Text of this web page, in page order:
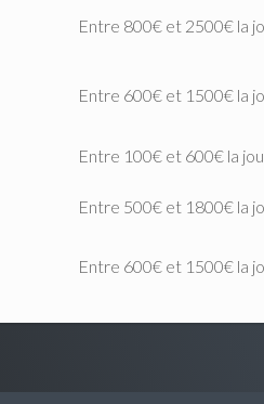
Entre 800€ et 2500€ la
Entre 600€ et 1500€ la
Entre 100€ et 600€ la
Entre 500€ et 1800€ la
Entre 600€ et 1500€ la